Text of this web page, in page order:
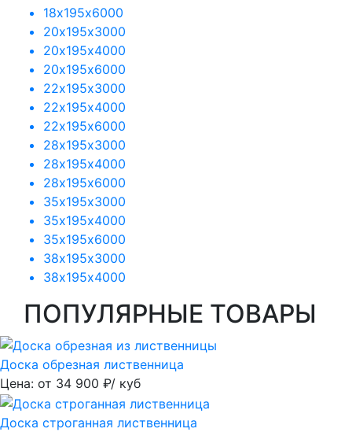
18х195х6000
20х195х3000
20х195х4000
20х195х6000
22х195х3000
22х195х4000
22х195х6000
28х195х3000
28х195х4000
28х195х6000
35х195х3000
35х195х4000
35х195х6000
38х195х3000
38х195х4000
ПОПУЛЯРНЫЕ ТОВАРЫ
Доска обрезная лиственница
Цена: от 34 900 ₽/ куб
Доска строганная лиственница